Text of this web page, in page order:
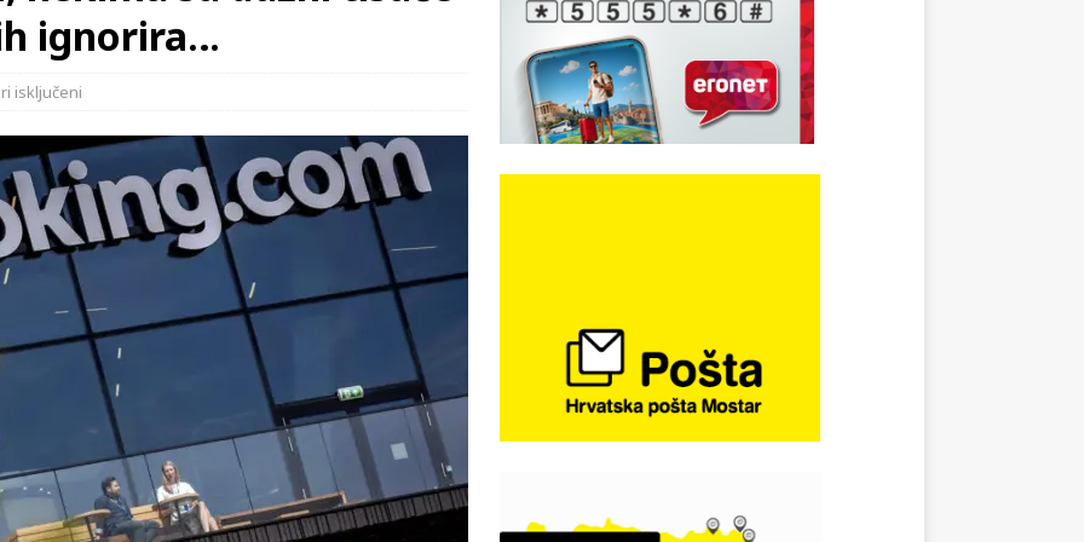
Vozači satima čekaju, dok se drugi ubacuju sa strane
29. srpnja 2018, preminuo je glazbeni genij Oliver Dragojević
o Oluji: Hrvati imaju što slaviti, dobili su ono što im povijesno
ignorira…
isključeni